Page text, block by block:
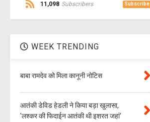
11,098 Subscribers Subscribe
WEEK TRENDING
बाबा रामदेव को मिला कानूनी नोटिस
आतंकी डेविड हेडली ने किया बड़ा खुलासा,
'लश्‍कर की फिदाईन आतंकी थी इशरत जहां'